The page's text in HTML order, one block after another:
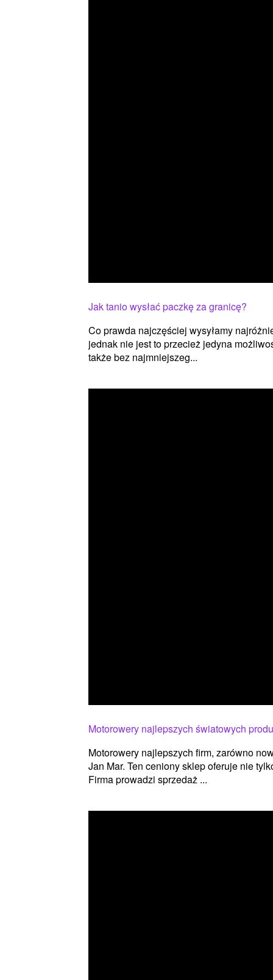
Jak tanio wysłać paczkę za granicę?
Co prawda najczęściej wysyłamy
jednak nie jest to przecież jedyna
także bez najmniejszeg...
Motorowery najlepszych światowych
Motorowery najlepszych firm, zarówno
Jan Mar. Ten ceniony sklep oferuje nie
Firma prowadzi sprzedaż ...